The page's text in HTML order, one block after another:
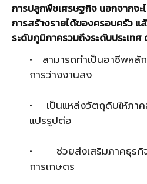
การปลูกพืชเศรษฐกิจ นอกจากจะ
การสร้างรายได้ของครอบครัวแ
ระดับภูมิภาครวมถึงระดับประเทศ
• สามารถทำเป็นอาชีพห
การว่างงานลง
• เป็นแหล่งวัตถุดิบให้ภา
แปรรูปต่อ
• ช่วยส่งเสริมภาคธุร
การเกษตร